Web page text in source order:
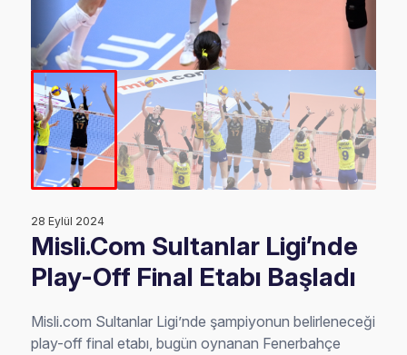
28 Eylül 2024
Misli.Com Sultanlar Ligi’nde
Play-Off Final Etabı Başladı
Misli.com Sultanlar Ligi’nde şampiyonun belirleneceği
play-off final etabı, bugün oynanan Fenerbahçe